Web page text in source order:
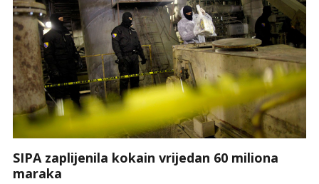
SIPA zaplijenila kokain vrijedan 60 miliona
maraka